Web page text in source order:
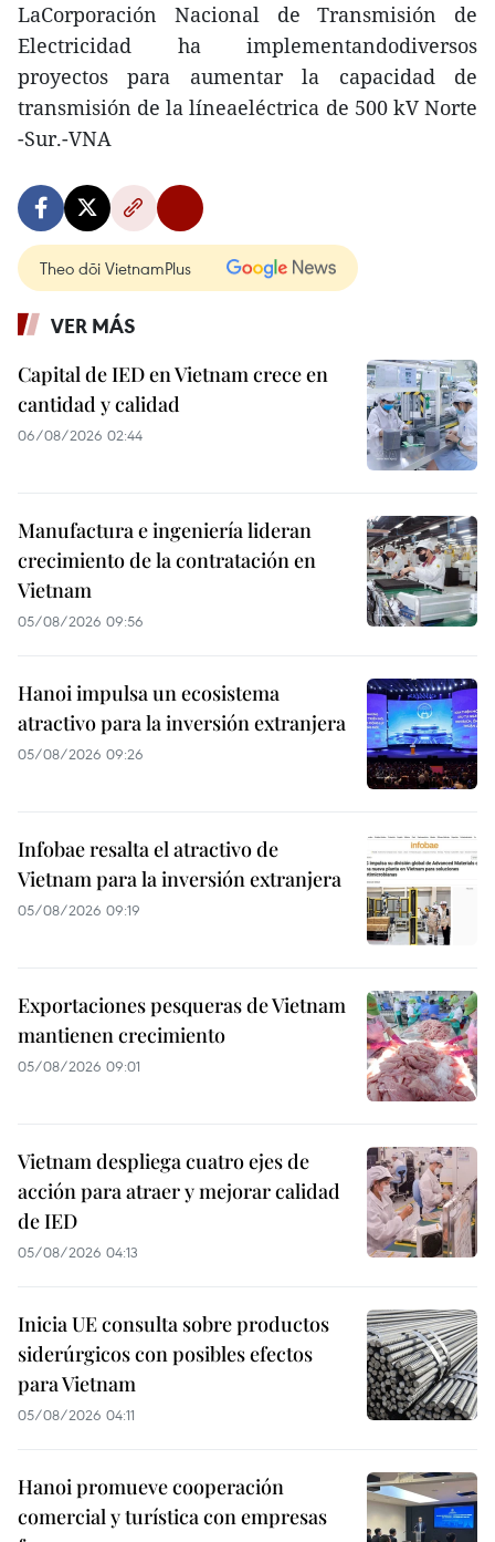
LaCorporación Nacional de Transmisión de
Electricidad ha implementandodiversos
proyectos para aumentar la capacidad de
transmisión de la líneaeléctrica de 500 kV Norte
-Sur.-VNA
Theo dõi VietnamPlus
VER MÁS
Capital de IED en Vietnam crece en
cantidad y calidad
06/08/2026 02:44
Manufactura e ingeniería lideran
crecimiento de la contratación en
Vietnam
05/08/2026 09:56
Hanoi impulsa un ecosistema
atractivo para la inversión extranjera
05/08/2026 09:26
Infobae resalta el atractivo de
Vietnam para la inversión extranjera
05/08/2026 09:19
Exportaciones pesqueras de Vietnam
mantienen crecimiento
05/08/2026 09:01
Vietnam despliega cuatro ejes de
acción para atraer y mejorar calidad
de IED
05/08/2026 04:13
Inicia UE consulta sobre productos
siderúrgicos con posibles efectos
para Vietnam
05/08/2026 04:11
Hanoi promueve cooperación
comercial y turística con empresas